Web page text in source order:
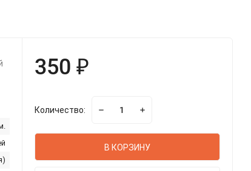
350 ₽
Количество:
В КОРЗИНУ